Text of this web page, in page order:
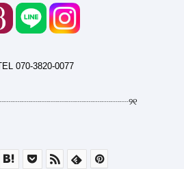
070-3820-0077
୨୧